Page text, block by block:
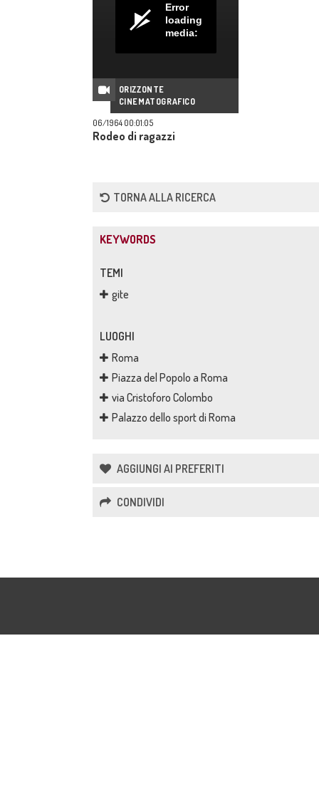
Error
loading
media:
ORIZZONTE
CINEMATOGRAFICO
06/1964 00:01:05
Rodeo di ragazzi
TORNA ALLA RICERCA
KEYWORDS
TEMI
gite
LUOGHI
Roma
Piazza del Popolo a Roma
via Cristoforo Colombo
Palazzo dello sport di Roma
AGGIUNGI AI PREFERITI
CONDIVIDI